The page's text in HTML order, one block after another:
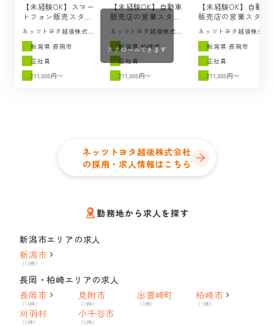
【未経験OK】スマー
トフォン販売スタッ
フの求人 / ネッツト
ヨタ越後（長岡市）
ネッツトヨタ越後株式会
杜
新潟県 長岡市
正社員
211,000円〜
【未経験OK】自動車
販売店の営業スタッ
ヨタ越後（柏崎市）
ネッツトヨタ越後株式会
杜
新潟県 柏崎市
正社員
211,000円〜
【未経験OK】自動車
販売店の営業スタッ
フの求人 / ネッツト
ヨタ越後（長岡市・
小千谷市）
ネッツトヨタ越後株式会
杜
新潟県 長岡市
正社員
211,000円〜
スクロールできます
ネッツトヨタ越後株式会杜
の採用・求人情報はこちら
勤務地から求人を探す
新潟市エリアの求人
新潟市
（53件）
長岡・柏崎エリアの求人
長岡市
（14件）
見附市
（0件）
出雲崎町
（0件）
柏崎市
（3件）
刈羽村
（0件）
小千谷市
（0件）